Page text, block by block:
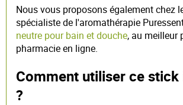
Nous vous proposons également chez
spécialiste de l'aromathérapie
neutre pour bain et douche, au meilleur
pharmacie en ligne.
Comment utiliser ce stick
?